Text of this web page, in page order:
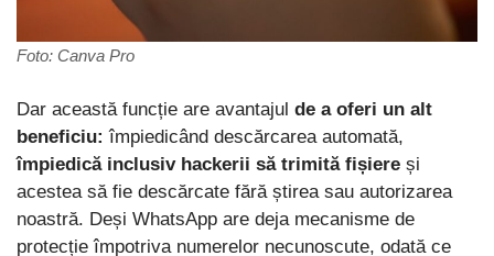
Foto: Canva Pro
Dar această funcție are avantajul de a oferi un alt
beneficiu: împiedicând descărcarea automată,
împiedică inclusiv hackerii să trimită fișiere și
acestea să fie descărcate fără știrea sau autorizarea
noastră. Deși WhatsApp are deja mecanisme de
protecție împotriva numerelor necunoscute, odată ce